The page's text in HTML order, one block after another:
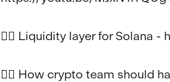
👉🏼 Liquidity layer for Solana
👉🏼 How crypto team should